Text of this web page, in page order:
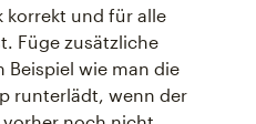
korrekt und für alle
Füge zusätzliche
Beispiel wie man die
runterlädt, wenn der